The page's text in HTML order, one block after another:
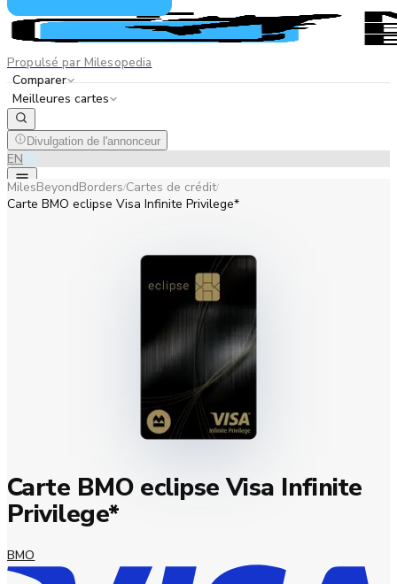
Propulsé par Milesopedia
Comparer
Meilleures cartes
Divulgation de l'annonceur
ENFR
MilesBeyondBorders/Cartes de crédit/
Carte BMO eclipse Visa Infinite Privilege*
Carte BMO eclipse Visa Infinite
Privilege*
BMO